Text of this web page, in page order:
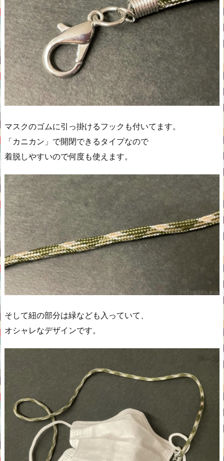
マスクのゴムに引っ掛けるフックも付いてます。
「カニカン」で開閉できるタイプなので
着脱しやすいので何度も使えます。
そして紐の部分は緑なども入っていて、
オシャレなデザインです。